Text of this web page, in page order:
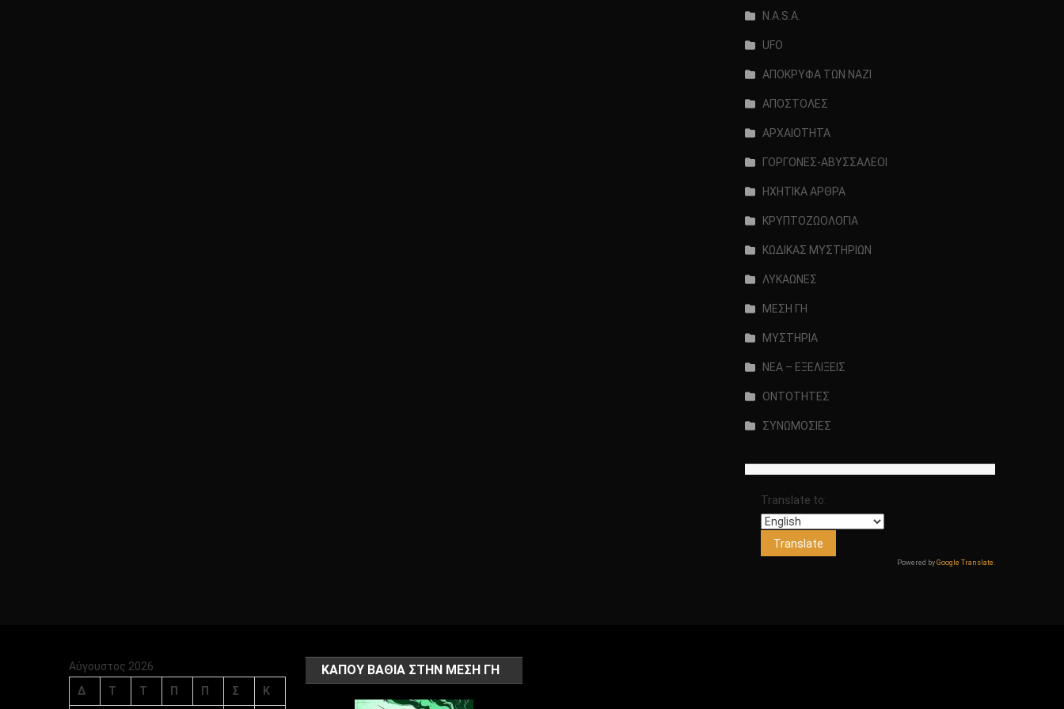
N.A.S.A.
UFO
ΑΠΟΚΡΥΦΑ ΤΩΝ ΝΑΖΙ
ΑΠΟΣΤΟΛΕΣ
ΑΡΧΑΙΟΤΗΤΑ
ΓΟΡΓΟΝΕΣ-ΑΒΥΣΣΑΛΕΟΙ
ΗΧΗΤΙΚΑ ΑΡΘΡΑ
ΚΡΥΠΤΟΖΩΟΛΟΓΙΑ
ΚΩΔΙΚΑΣ ΜΥΣΤΗΡΙΩΝ
ΛΥΚΑΩΝΕΣ
ΜΕΣΗ ΓΗ
ΜΥΣΤΗΡΙΑ
ΝΕΑ – ΕΞΕΛΙΞΕΙΣ
ΟΝΤΟΤΗΤΕΣ
ΣΥΝΩΜΟΣΙΕΣ
Translate to:
Powered by Google Translate .
Αύγουστος 2026
Δ
Τ Τ Π Π Σ Κ
ΚΑΠΟΥ ΒΑΘΙΑ ΣΤΗΝ ΜΕΣΗ ΓΗ